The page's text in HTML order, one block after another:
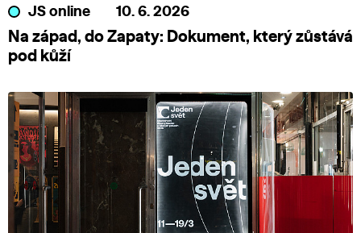
JS online 10. 6. 2026
Na západ, do Zapaty: Dokument, který zůstává
pod kůží